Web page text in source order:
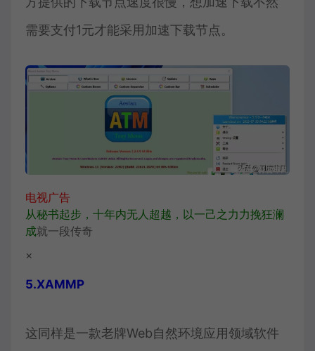
需要支付1元才能采用加速下载节点。
电视广告
从秘书起步，十年内无人超越，以一己之力力挽狂澜
成就一段传奇
×
5.XAMMP
这同样是一款老牌Web自然环境应用领域软件